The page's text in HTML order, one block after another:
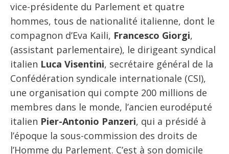
vice-présidente du Parlement et quatre
hommes, tous de nationalité italienne, dont le
compagnon d’Eva Kaili, Francesco Giorgi,
(assistant parlementaire), le dirigeant syndical
italien Luca Visentini, secrétaire général de la
Confédération syndicale internationale (CSI),
une organisation qui compte 200 millions de
membres dans le monde, l’ancien eurodéputé
italien Pier-Antonio Panzeri, qui a présidé à
l’époque la sous-commission des droits de
l’Homme du Parlement. C’est à son domicile